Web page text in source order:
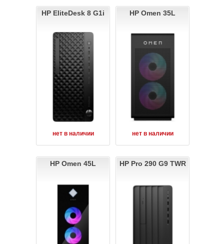
HP EliteDesk 8 G1i
нет в наличии
HP Omen 35L
нет в наличии
HP Omen 45L HP Pro 290 G9 TWR